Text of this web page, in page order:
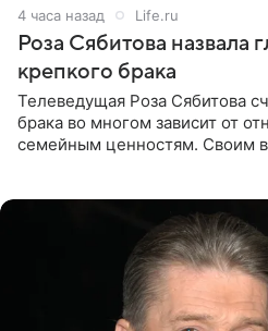
4 часа назад Life.ru
Роза Сябитова назвала
крепкого брака
Телеведущая Роза Сябитова
брака во многом зависит от
семейным ценностям. Своим